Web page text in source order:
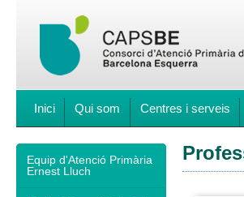
Inici Qui som Centres i serveis
Equip d'Atenció Primària
Ernest Lluch